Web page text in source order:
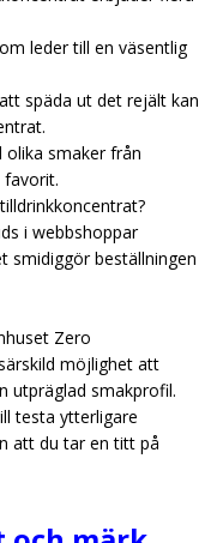
leder till en väsentlig
späda ut det rejält kan
smaker från
i webbshoppar
smidiggör beställningen
Zero
möjlighet att
utpräglad smakprofil.
testa ytterligare
att du tar en titt på